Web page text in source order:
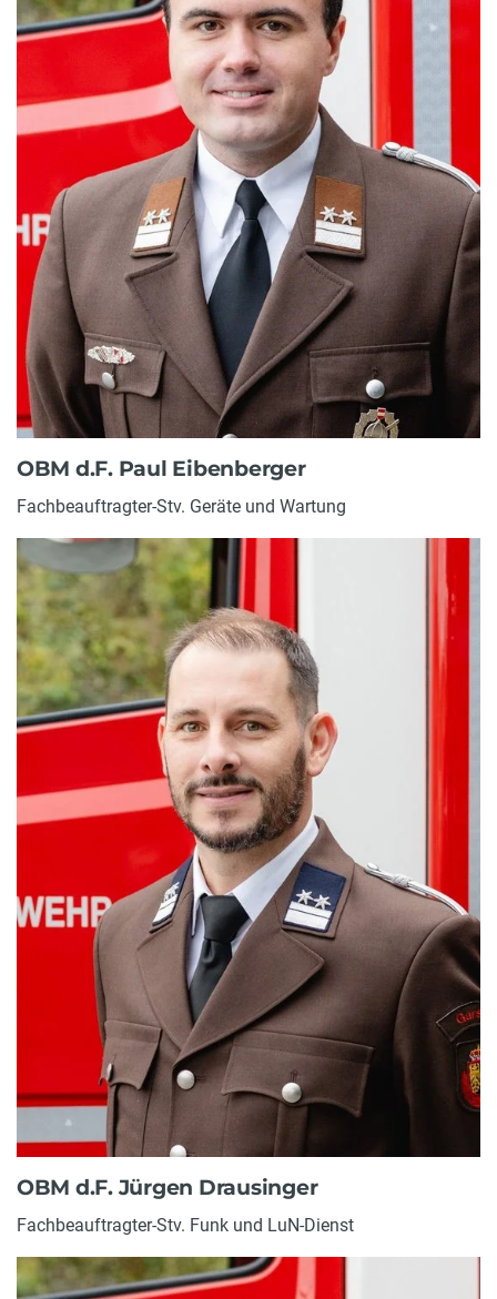
OBM d.F. Paul Eibenberger
Fachbeauftragter-Stv. Geräte und Wartung
OBM d.F. Jürgen Drausinger
Fachbeauftragter-Stv. Funk und LuN-Dienst